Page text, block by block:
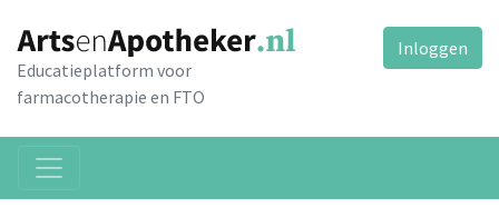
Educatieplatform voor
farmacotherapie en FTO
Inloggen